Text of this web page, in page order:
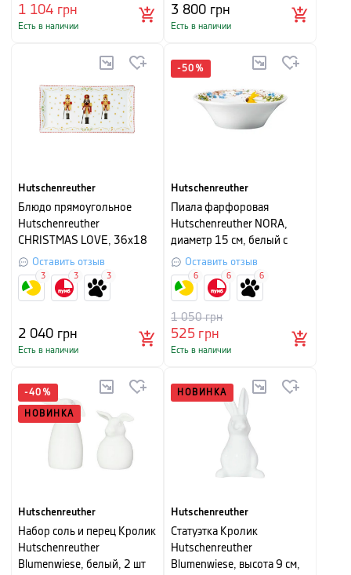
1 104 грн
Есть в наличии
3 800 грн
Есть в наличии
Hutschenreuther
Блюдо прямоугольное
Hutschenreuther
CHRISTMAS LOVE, 36х18
см, белый с рисунком
Оставить отзыв
2 040 грн
Есть в наличии
3 3 3
-50 %
Hutschenreuther
Пиала фарфоровая
Hutschenreuther NORA,
диаметр 15 см, белый с
рисунком
Оставить отзыв
525грн
1 050грн
Есть в наличии
6 6 6
-40 %
НОВИНКА
Hutschenreuther
Набор соль и перец Кролик
Hutschenreuther
Blumenwiese, белый, 2 шт
НОВИНКА
Hutschenreuther
Статуэтка Кролик
Hutschenreuther
Blumenwiese, высота 9 см,